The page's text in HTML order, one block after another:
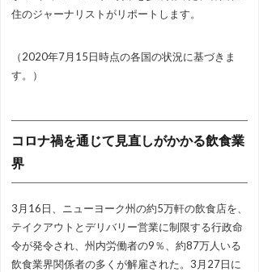
住のジャーナリストがリポートします。
（2020年7月15日時点の各国の状況に基づきま
す。）
コロナ禍を通じて見直しがかかる飲食業
界
3月16日、ニューヨーク州の約5万軒の飲食店を、
テイクアウトとデリバリー営業に制限する行政命
令が発令され、州内労働者の9％、約87万人いる
飲食業界関係者の多くが解雇された。3月27日に